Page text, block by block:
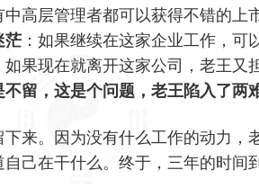
高层管理者都可以获得不错的上
茫 ：如果继续在这家企业工作，
果现在就离开这家公司，老王又
不留，这是个问题，老王陷入了两难
来。因为没有什么工作的动力，
己在干什么。终于，三年的时间